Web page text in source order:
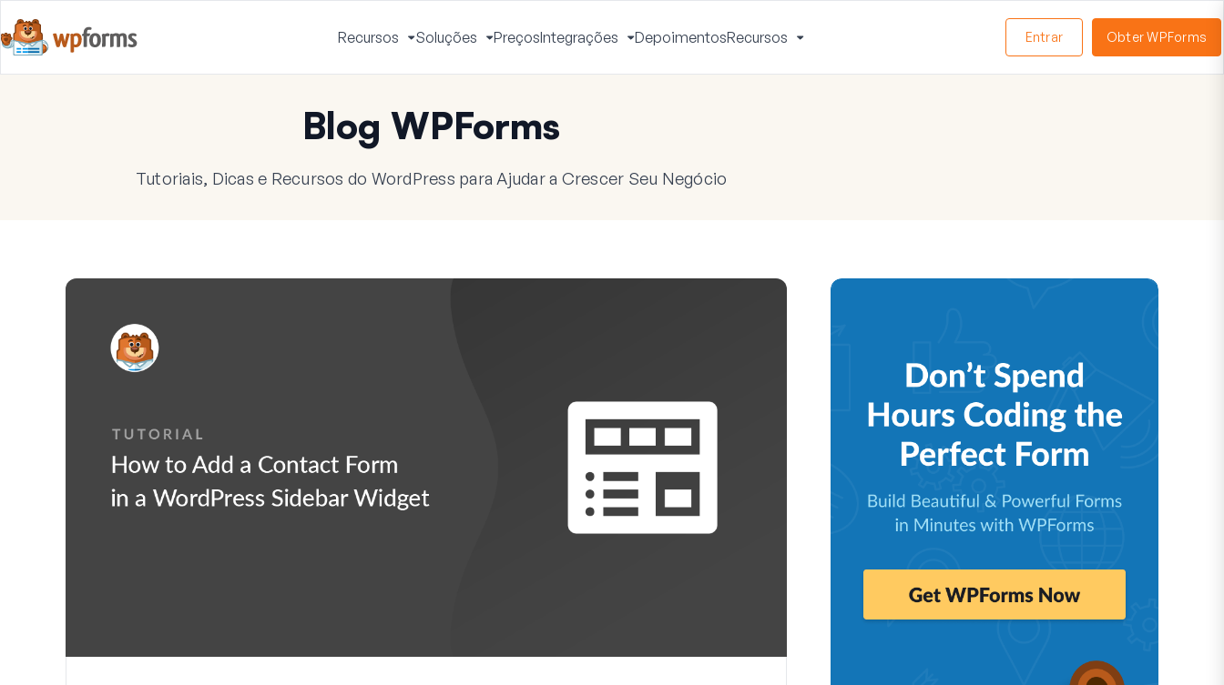
Recursos
Alternar
Menu
Soluções
Alternar
Menu
PreçosIntegrações
Alternar
Menu
DepoimentosRecursos
Menu
Entrar Obter WPForms
Blog WPForms
Tutoriais, Dicas e Recursos do WordPress para Ajudar a Crescer Seu Negócio